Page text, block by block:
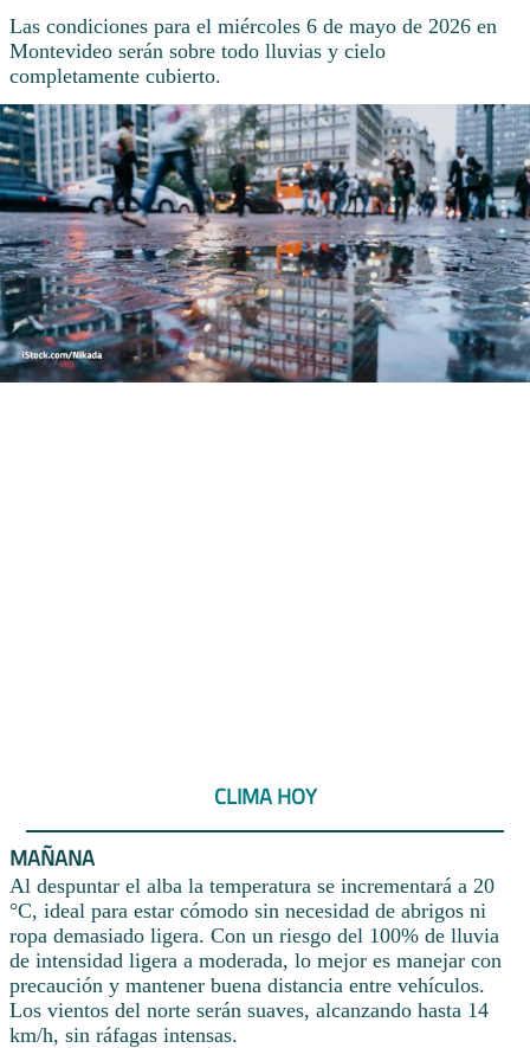
Las condiciones para el miércoles 6 de mayo de 2026 en
Montevideo serán sobre todo lluvias y cielo
completamente cubierto.
CLIMA HOY
MAÑANA
Al despuntar el alba la temperatura se incrementará a 20
°C, ideal para estar cómodo sin necesidad de abrigos ni
ropa demasiado ligera. Con un riesgo del 100% de lluvia
de intensidad ligera a moderada, lo mejor es manejar con
precaución y mantener buena distancia entre vehículos.
Los vientos del norte serán suaves, alcanzando hasta 14
km/h, sin ráfagas intensas.